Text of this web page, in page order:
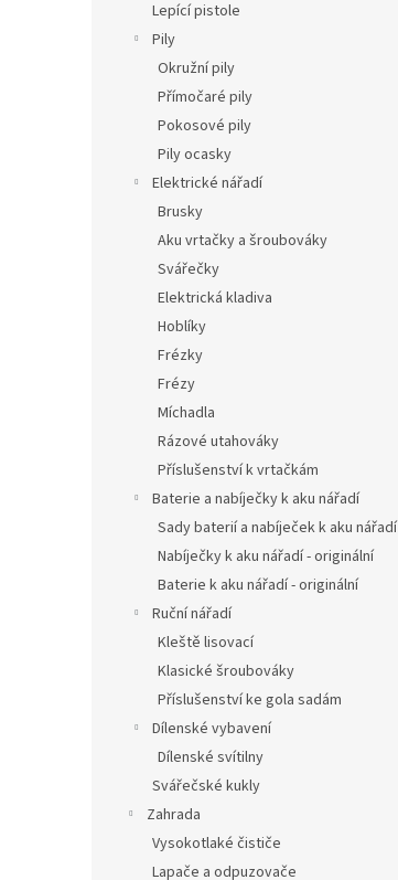
Lepící pistole
Pily
Okružní pily
Přímočaré pily
Pokosové pily
Pily ocasky
Elektrické nářadí
Brusky
Aku vrtačky a šroubováky
Svářečky
Elektrická kladiva
Hoblíky
Frézky
Frézy
Míchadla
Rázové utahováky
Příslušenství k vrtačkám
Baterie a nabíječky k aku nářadí
Sady baterií a nabíječek k aku nářadí
Nabíječky k aku nářadí - originální
Baterie k aku nářadí - originální
Ruční nářadí
Kleště lisovací
Klasické šroubováky
Příslušenství ke gola sadám
Dílenské vybavení
Dílenské svítilny
Svářečské kukly
Zahrada
Vysokotlaké čističe
Lapače a odpuzovače